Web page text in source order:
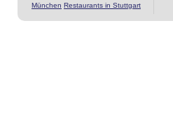
München Restaurants in Stuttgart